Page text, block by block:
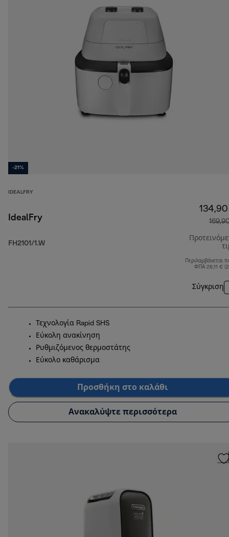
-21%
IDEALFRY
IdealFry
FH2101/1.W
Περιλαμβάνεται
ΦΠΑ 26,11 €
Σύγκριση
Τεχνολογία Rapid SHS
Εύκολη ανακίνηση
Ρυθμιζόμενος θερμοστάτης
Εύκολο καθάρισμα
Προσθήκη στο καλάθι
Ανακαλύψτε περισσότερα